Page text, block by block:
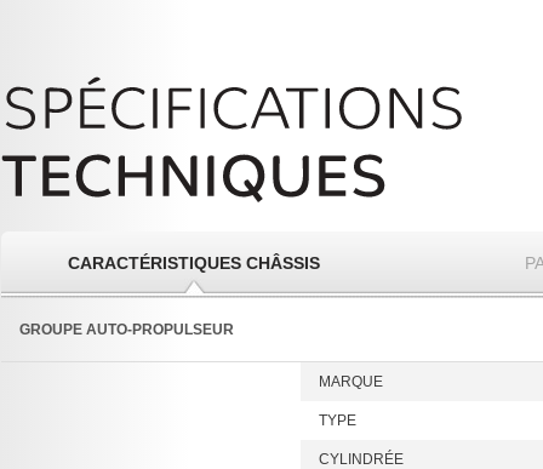
CARACTÉRISTIQUES CHÂSSIS
GROUPE AUTO-PROPULSEUR
MARQUE
TYPE
CYLINDRÉE